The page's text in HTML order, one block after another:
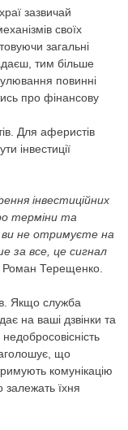
зазвичай
своїх
загальні
тим більше
повинні
про фінансову
Для аферистів
інвестиції
інвестиційних
терміни та
ви не отримуєте на
за все, це сигнал
Роман Терещенко.
Якщо служба
на ваші дзвінки та
що
комунікацію
залежать їхня